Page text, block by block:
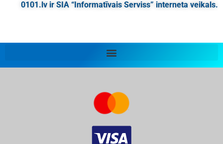
0101.lv ir SIA “Informatīvais Serviss” interneta veikals.